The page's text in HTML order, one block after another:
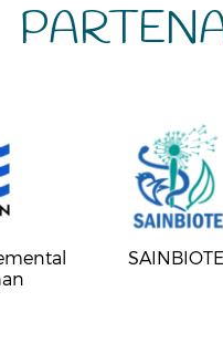
SAINBIOTE